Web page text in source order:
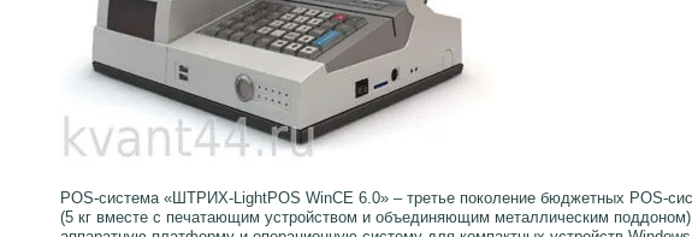
POS-система «ШТРИХ-LightPOS WinCE 6.0» – третье поколение бюджетных POS-
(5 кг вместе с печатающим устройством и объединяющим металлическим